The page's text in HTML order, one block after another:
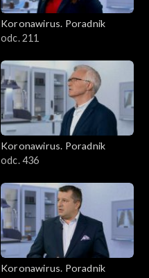
Koronawirus. Poradnik
odc. 211
Koronawirus. Poradnik
odc. 436
Koronawirus. Poradnik